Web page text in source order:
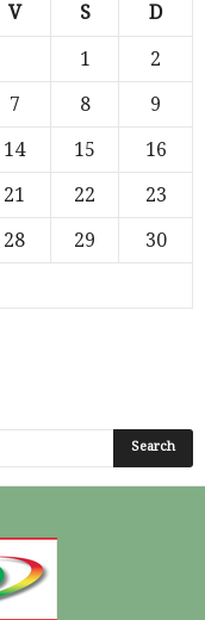
V S D
1
2
7 8
9
14 15
16
21 22
23
28 29
30